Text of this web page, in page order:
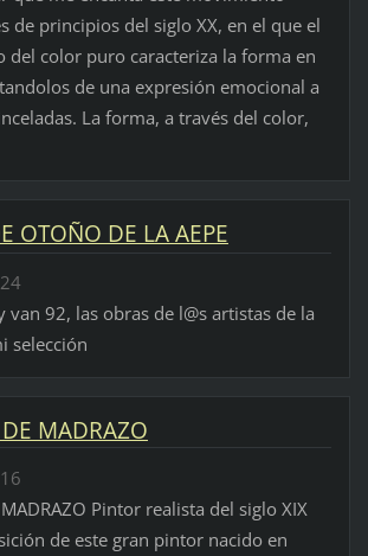
de principios del siglo XX, en el que el
del color puro caracteriza la forma en
de una expresión emocional a
La forma, a través del color,
OTOÑO DE LA AEPE
van 92, las obras de l@s artistas de la
selección
MADRAZO
Pintor realista del siglo XIX
de este gran pintor nacido en